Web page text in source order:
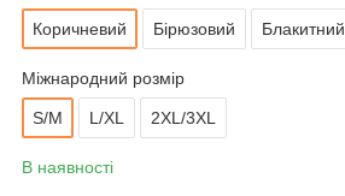
Коричневий Бірюзовий Блакитний
Міжнародний розмір
S/M L/XL 2XL/3XL
В наявності